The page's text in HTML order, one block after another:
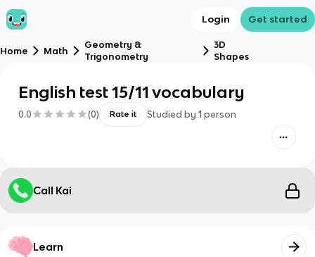
Login Get started
Home Math
Geometry &
Trigonometry
3D
Shapes
English test 15/11 vocabulary
0.0 (0) Rate it Studied by 1 person
Call Kai
Learn